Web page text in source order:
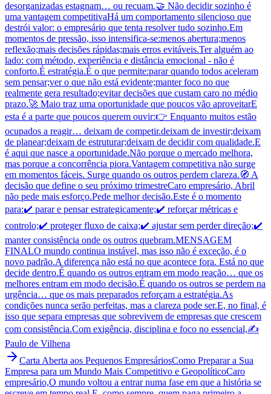
desorganizadas estagnam… ou recuam.🤝 Não decidir sozinho é
uma vantagem competitivaHá um comportamento silencioso que
destrói valor: o empresário que tenta resolver tudo sozinho.Em
momentos de pressão, isso intensifica-se:menos abertura;menos
reflexão;mais decisões rápidas;mais erros evitáveis.Ter alguém ao
lado: com método, experiência e distância emocional - não é
conforto.É estratégia.É o que permite:parar quando todos aceleram
sem pensar;ver o que não está evidente;manter foco no que
realmente gera resultado;evitar decisões que custam caro no médio
prazo.🚀 Maio traz uma oportunidade que poucos vão aproveitarE
esta é a parte que poucos querem ouvir:👉 Enquanto muitos estão
ocupados a reagir… deixam de competir.deixam de investir;deixam
de planear;deixam de estruturar;deixam de decidir com qualidade.E
é aqui que nasce a oportunidade.Não porque o mercado melhora,
mas porque a concorrência piora.Vantagem competitiva não surge
em momentos fáceis. Surge quando os outros perdem clareza.🧭 A
decisão que define o seu próximo trimestreCaro empresário, Abril
não pede mais esforço.Pede melhor decisão.Este é o momento
para:✔️ parar e pensar estrategicamente;✔️ reforçar métricas e
controlo;✔️ proteger fluxo de caixa;✔️ ajustar sem perder direção;✔️
manter consistência onde os outros quebram.MENSAGEM
FINALO mundo continua instável, mas isso não é exceção, é o
novo padrão.A diferença não está no que acontece fora. Está no que
decide dentro.É quando os outros entram em modo reação… que os
melhores entram em modo decisão.É quando os outros se perdem na
urgência… que os mais preparados reforçam a estratégia.As
condições nunca serão perfeitas, mas a clareza pode ser.E, no final, é
isso que separa empresas que sobrevivem de empresas que crescem
com consistência.Com exigência, disciplina e foco no essencial,✍️
Paulo de Vilhena
Carta Aberta aos Pequenos EmpresáriosComo Preparar a Sua
Empresa para um Mundo Mais Competitivo e GeopolíticoCaro
empresário,O mundo voltou a entrar numa fase em que a história se